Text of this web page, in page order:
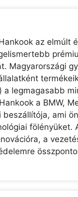
az elmúlt
Magyarországi
a legmagasabb
a BMW,
beszállítója, ami
fölényüket.
a